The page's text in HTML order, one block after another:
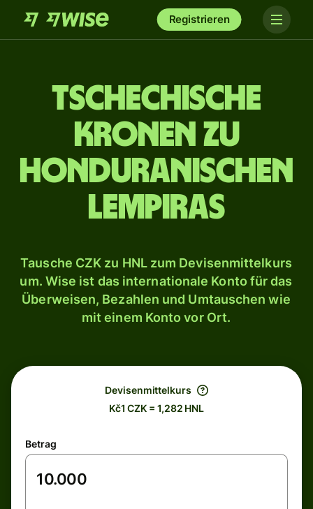
Registrieren
Tschechische
Kronen zu
honduranischen
Lempiras
Tausche CZK zu HNL zum Devisenmittelkurs
um. Wise ist das internationale Konto für das
Überweisen, Bezahlen und Umtauschen wie
mit einem Konto vor Ort.
Devisenmittelkurs
Kč1 CZK = 1,282 HNL
Betrag